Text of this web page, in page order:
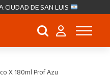
CIUDAD DE SAN LUIS
Búsqueda
X 180ml Prof Azu